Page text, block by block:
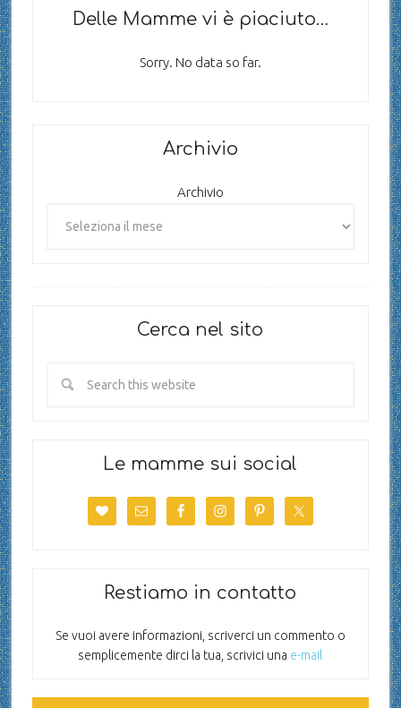
Delle Mamme vi è piaciuto…
Sorry. No data so far.
Archivio
Archivio
Cerca nel sito
Le mamme sui social
Restiamo in contatto
Se vuoi avere informazioni, scriverci un commento o
semplicemente dirci la tua, scrivici una e-mail